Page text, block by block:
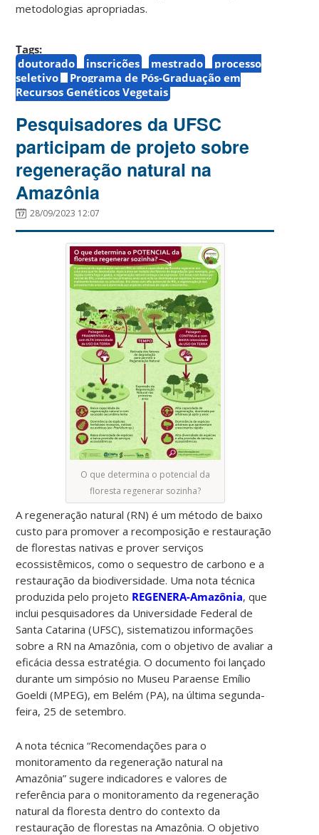
metodologias apropriadas.
Tags:
doutorado
inscrições mestrado
processo
seletivo
Programa de Pós-Graduação em
Recursos Genéticos Vegetais
Pesquisadores da UFSC
participam de projeto sobre
regeneração natural na
Amazônia
28/09/2023 12:07
O que determina o potencial da
floresta regenerar sozinha?
A regeneração natural (RN) é um método de baixo
custo para promover a recomposição e restauração
de florestas nativas e prover serviços
ecossistêmicos, como o sequestro de carbono e a
restauração da biodiversidade. Uma nota técnica
produzida pelo projeto REGENERA-Amazônia, que
inclui pesquisadores da Universidade Federal de
Santa Catarina (UFSC), sistematizou informações
sobre a RN na Amazônia, com o objetivo de avaliar a
eficácia dessa estratégia. O documento foi lançado
durante um simpósio no Museu Paraense Emílio
Goeldi (MPEG), em Belém (PA), na última segunda-
feira, 25 de setembro.
A nota técnica “Recomendações para o
monitoramento da regeneração natural na
Amazônia” sugere indicadores e valores de
referência para o monitoramento da regeneração
natural da floresta dentro do contexto da
restauração de florestas na Amazônia. O objetivo